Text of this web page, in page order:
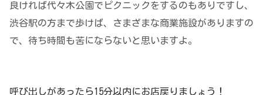
良ければ代々木公園でピクニックをするのもありですし、
渋谷駅の方まで歩けば、さまざまな商業施設がありますの
で、待ち時間も苦にならないと思いますよ。
呼び出しがあったら15分以内にお店戻りましょう！